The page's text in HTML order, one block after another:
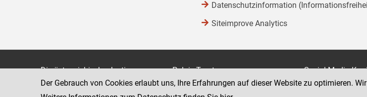
Datenschutzinformation
Siteimprove Analytics
Die österreichische Justiz
Bundesministerium für Justiz
Palais Trautson
Museumstraße 7
1070 Wien
Social Media
der Justiz und
Der Gebrauch von Cookies erlaubt uns, Ihre Erfahrungen auf dieser Website zu optimieren.